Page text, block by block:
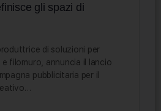
gli spazi di
di soluzioni per
filomuro, annuncia il lancio
pubblicitaria per il